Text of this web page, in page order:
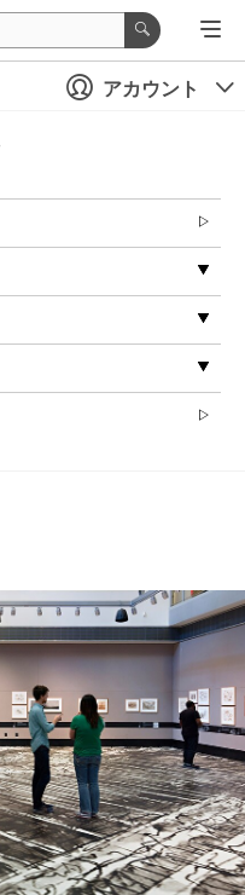
アカウント